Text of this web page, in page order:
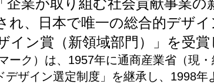
企業が取り組む社会貢献事業の
れ、日本で唯一の総合的デザイ
イン賞（新領域部門）」を受賞
ーク）は、1957年に通商産業省（現・
デザイン選定制度」を継承し、1998年